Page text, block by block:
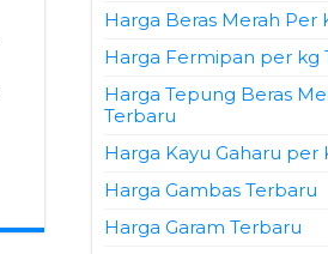
Harga Beras Merah Per
Harga Fermipan per kg
Harga Tepung Beras
Terbaru
Harga Kayu Gaharu per
Harga Gambas Terbaru
Harga Garam Terbaru